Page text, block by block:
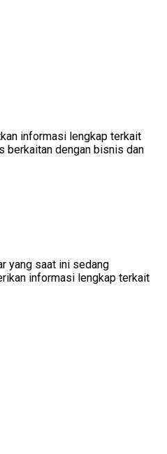
informasi lengkap terkait
berkaitan dengan bisnis dan
yang saat ini sedang
informasi lengkap terkait